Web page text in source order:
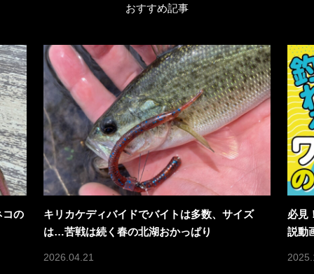
おすすめ記事
コの
キリカケディバイドでバイトは多数、サイズ
は…苦戦は続く春の北湖おかっぱり
2026.04.21
必見
説動